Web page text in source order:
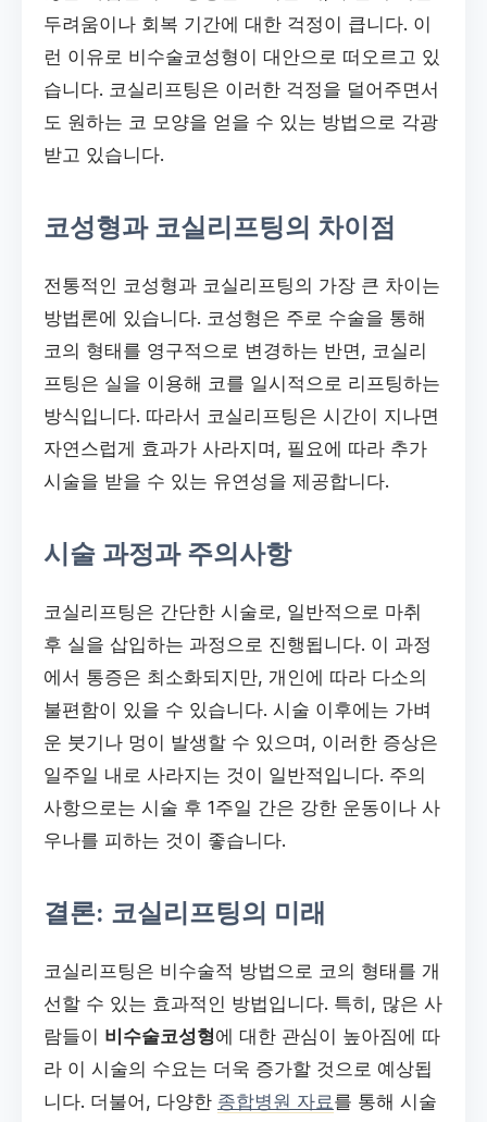
두려움이나 회복 기간에 대한 걱정이 큽니다. 이
런 이유로 비수술코성형이 대안으로 떠오르고 있
습니다. 코실리프팅은 이러한 걱정을 덜어주면서
도 원하는 코 모양을 얻을 수 있는 방법으로 각광
받고 있습니다.
코성형과 코실리프팅의 차이점
전통적인 코성형과 코실리프팅의 가장 큰 차이는
방법론에 있습니다. 코성형은 주로 수술을 통해
코의 형태를 영구적으로 변경하는 반면, 코실리
프팅은 실을 이용해 코를 일시적으로 리프팅하는
방식입니다. 따라서 코실리프팅은 시간이 지나면
자연스럽게 효과가 사라지며, 필요에 따라 추가
시술을 받을 수 있는 유연성을 제공합니다.
시술 과정과 주의사항
코실리프팅은 간단한 시술로, 일반적으로 마취
후 실을 삽입하는 과정으로 진행됩니다. 이 과정
에서 통증은 최소화되지만, 개인에 따라 다소의
불편함이 있을 수 있습니다. 시술 이후에는 가벼
운 붓기나 멍이 발생할 수 있으며, 이러한 증상은
일주일 내로 사라지는 것이 일반적입니다. 주의
사항으로는 시술 후 1주일 간은 강한 운동이나 사
우나를 피하는 것이 좋습니다.
결론: 코실리프팅의 미래
코실리프팅은 비수술적 방법으로 코의 형태를 개
선할 수 있는 효과적인 방법입니다. 특히, 많은 사
람들이 비수술코성형에 대한 관심이 높아짐에 따
라 이 시술의 수요는 더욱 증가할 것으로 예상됩
니다. 더불어, 다양한 종합병원 자료 를 통해 시술